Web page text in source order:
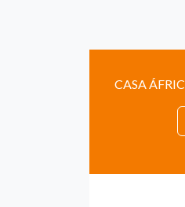
CASA